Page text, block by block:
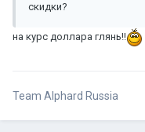
скидки?
на курс доллара глянь!!
Team Alphard Russia